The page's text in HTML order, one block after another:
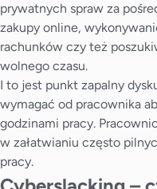
prywatnych spraw za
zakupy online,
rachunków czy też
wolnego czasu.
I to jest punkt zapalny
wymagać od pracownika
godzinami pracy.
w załatwianiu często
pracy.